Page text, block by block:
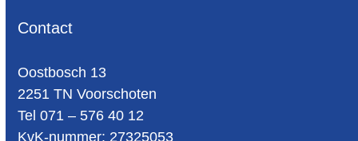
Contact
Oost­bosch 13
2251 TN Voorschoten
Tel 071 – 576 40 12
KvK-nummer: 27325053